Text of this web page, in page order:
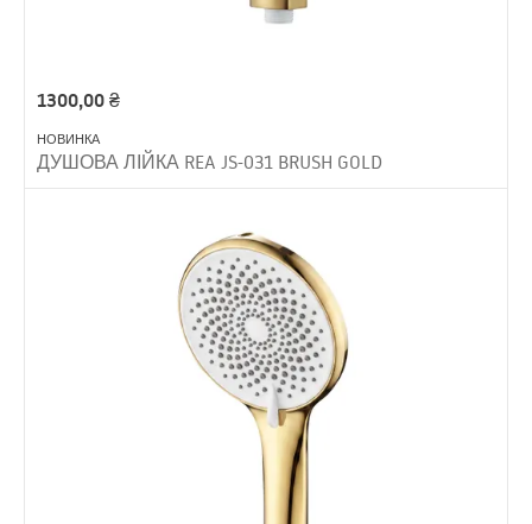
1300,00₴
НОВИНКА
ДУШОВА ЛІЙКА REA JS-031 BRUSH GOLD